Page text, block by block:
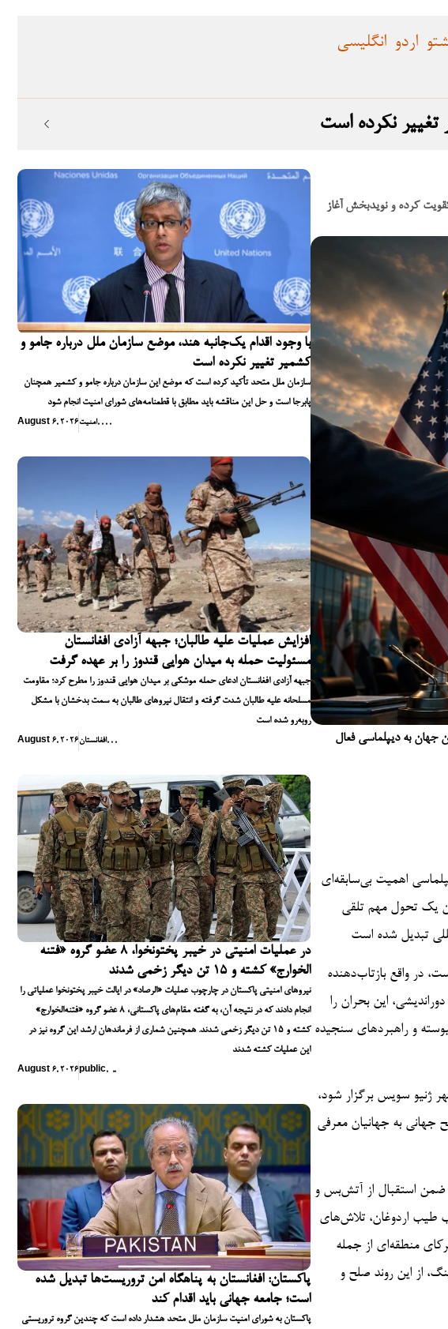
انگلیسی اردو
تغییر نکرده است
با وجود اقدام یک‌جانبه هند، موضع سازمان ملل درباره جامو و
کشمیر تغییر نکرده است
سازمان ملل متحد تأکید کرده است که موضع این سازمان درباره جامو و کشمیر همچنان
پابرجا است و حل این مناقشه باید مطابق با قطعنامه‌های شورای امنیت انجام شود
August 6, 2026امنیت, , , ,
افزایش عملیات علیه طالبان؛ جبهه آزادی افغانستان
مسئولیت حمله به میدان هوایی قندوز را بر عهده گرفت
جبهه آزادی افغانستان ادعای حمله موشکی بر میدان هوایی قندوز را مطرح کرد؛ مقاومت
مسلحانه علیه طالبان شدت گرفته و انتقال نیروهای طالبان به سمت بدخشان با مشکل
روبه‌رو شده است
August 6, 2026افغانستان, , ,
در عملیات امنیتی در خیبر پختونخوا، ۸ عضو گروه «فتنه
الخوارج» کشته و ۱۵ تن دیگر زخمی شدند
نیروهای امنیتی پاکستان در چارچوب عملیات «الرصاد» در ایالت خیبر پختونخوا عملیاتی را
انجام دادند که در نتیجه آن، به گفته مقام‌های پاکستانی، ۸ عضو گروه «فتنه‌الخوارج»
کشته و ۱۵ تن دیگر زخمی شدند. همچنین شماری از فرماندهان ارشد این گروه نیز در
این عملیات کشته شدند
August 6, 2026 public, ,,
پاکستان: افغانستان به پناهگاه امن تروریست‌ها تبدیل شده
است؛ جامعه جهانی باید اقدام کند
پاکستان به شورای امنیت سازمان ملل متحد هشدار داده است که چندین گروه تروریستی
اسلام‌آباد را تقویت کرده و نویدبخش آغاز
جهان به دیپلماسی فعال
اهمیت بی‌سابقه‌ای
یک تحول مهم تلقی
تبدیل شده است
در واقع بازتاب‌دهنده
این بحران را
و راهبردهای سنجیده
مراسم رسمی امضای این توافق تاریخی صلح، که قرار است در ۱۹ جون در شهر ژنیو سویس برگزار شود،
جهانی به جهانیان معرفی
ضمن استقبال از آتش‌بس و
طیب اردوغان، تلاش‌های
منطقه‌ای از جمله
از این روند صلح و